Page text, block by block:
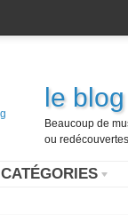
le
Beaucoup de
ou
CATÉGORIES